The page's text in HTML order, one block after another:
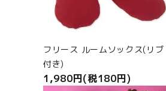
フリース ルームソックス(リブ
付き)
1,980円(税180円)